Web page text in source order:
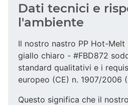
Dati tecnici e
l'ambiente
Il nostro nastro PP Hot-
giallo chiaro - #FBD872
standard qualitativi e i
europeo (CE) n. 1907/2006
Questo significa che il